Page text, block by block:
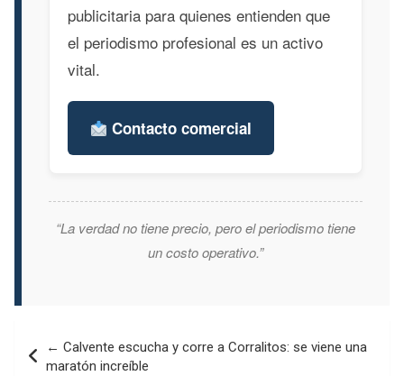
publicitaria para quienes entienden que
el periodismo profesional es un activo
vital.
Contacto comercial
“La verdad no tiene precio, pero el periodismo tiene
un costo operativo.”
de
← Calvente escucha y corre a Corralitos: se viene una
maratón increíble